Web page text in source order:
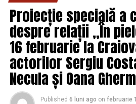
Românul GENIAL care a
25 de ani a obținut un titlu
Povestea uimitoare a lui Cornel |
Proiecție specială a
despre relații „În
16 februarie la
actorilor Sergiu
Necula și Oana
Published 6 luni ago on februarie